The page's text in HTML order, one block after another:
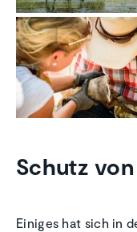
Schutz
Einiges hat sich in